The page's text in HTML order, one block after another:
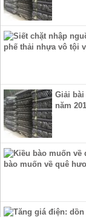
phế thải nhựa vô tội
Giải
năm
bào muốn về quê